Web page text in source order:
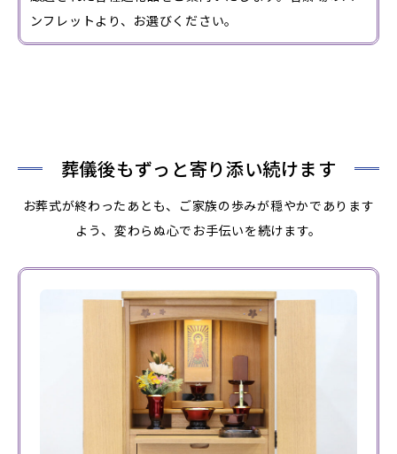
ンフレットより、お選びください。
葬儀後もずっと寄り添い続けます
お葬式が終わったあとも、ご家族の歩みが穏やかであります
よう、変わらぬ心でお手伝いを続けます。